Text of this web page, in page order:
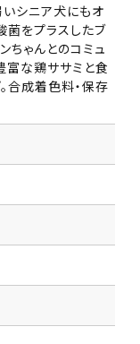
シニア犬にもオ
菌をプラスしたブ
ちゃんとのコミュ
富な鶏ササミと食
合成着色料・保存